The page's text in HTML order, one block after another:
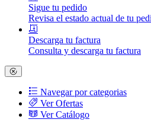
Sigue tu pedido
Revisa el estado actual de tu
Descarga tu factura
Consulta y descarga tu factura
Navegar por categorias
Ver Ofertas
Ver Catálogo